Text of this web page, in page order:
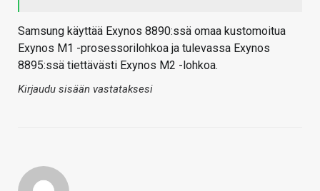
Samsung käyttää Exynos 8890:ssä omaa kustomoitua
Exynos M1 -prosessorilohkoa ja tulevassa Exynos
8895:ssä tiettävästi Exynos M2 -lohkoa.
Kirjaudu sisään vastataksesi